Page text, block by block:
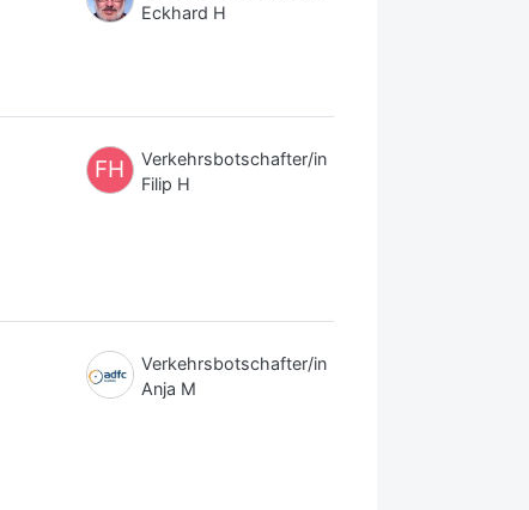
Eckhard H
FH
Verkehrsbotschafter/in
Filip H
Verkehrsbotschafter/in
Anja M